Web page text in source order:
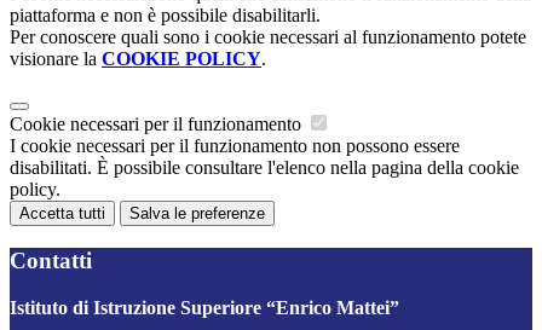
piattaforma e non è possibile disabilitarli.
Per conoscere quali sono i cookie necessari al funzionamento potete
visionare la COOKIE POLICY.
Cookie necessari per il funzionamento
I cookie necessari per il funzionamento non possono essere
disabilitati. È possibile consultare l'elenco nella pagina della cookie
policy.
Accetta tutti Salva le preferenze
Contatti
Istituto di Istruzione Superiore “Enrico Mattei”